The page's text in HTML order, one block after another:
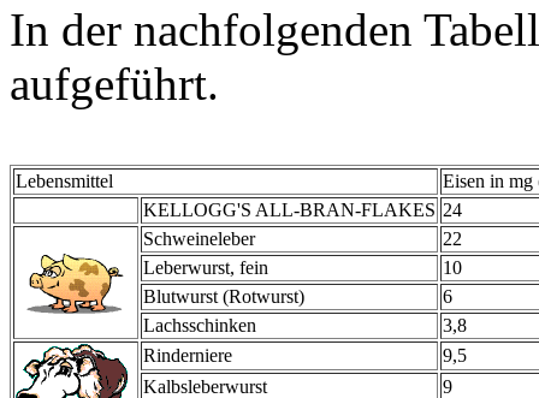
In der nachfolgenden
aufgeführt.
Lebensmittel
Eisen in mg
KELLOGG'S ALL-BRAN-FLAKES 24
Schweineleber
22
Leberwurst, fein
10
Blutwurst (Rotwurst)
6
Lachsschinken
3,8
Rinderniere
9,5
Kalbsleberwurst
9